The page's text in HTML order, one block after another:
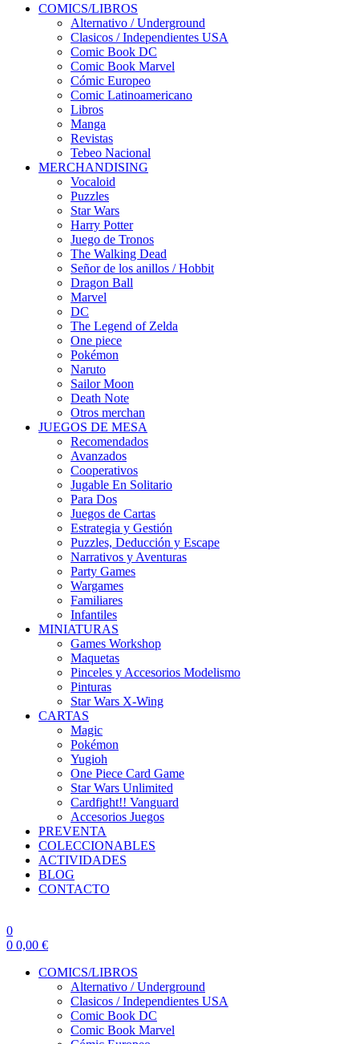
COMICS/LIBROS
Alternativo / Underground
Clasicos / Independientes USA
Comic Book DC
Comic Book Marvel
Cómic Europeo
Comic Latinoamericano
Libros
Manga
Revistas
Tebeo Nacional
MERCHANDISING
Vocaloid
Puzzles
Star Wars
Harry Potter
Juego de Tronos
The Walking Dead
Señor de los anillos / Hobbit
Dragon Ball
Marvel
DC
The Legend of Zelda
One piece
Pokémon
Naruto
Sailor Moon
Death Note
Otros merchan
JUEGOS DE MESA
Recomendados
Avanzados
Cooperativos
Jugable En Solitario
Para Dos
Juegos de Cartas
Estrategia y Gestión
Puzzles, Deducción y Escape
Narrativos y Aventuras
Party Games
Wargames
Familiares
Infantiles
MINIATURAS
Games Workshop
Maquetas
Pinceles y Accesorios Modelismo
Pinturas
Star Wars X-Wing
CARTAS
Magic
Pokémon
Yugioh
One Piece Card Game
Star Wars Unlimited
Cardfight!! Vanguard
Accesorios Juegos
PREVENTA
COLECCIONABLES
ACTIVIDADES
BLOG
CONTACTO
0
0 0,00 €
COMICS/LIBROS
Alternativo / Underground
Clasicos / Independientes USA
Comic Book DC
Comic Book Marvel